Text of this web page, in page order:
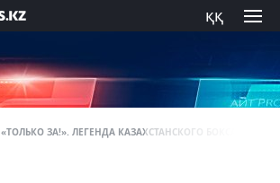
ққ
«ТОЛЬКО ЗА!». ЛЕГЕНДА КАЗАХСТАНСКОГО БОКСА О